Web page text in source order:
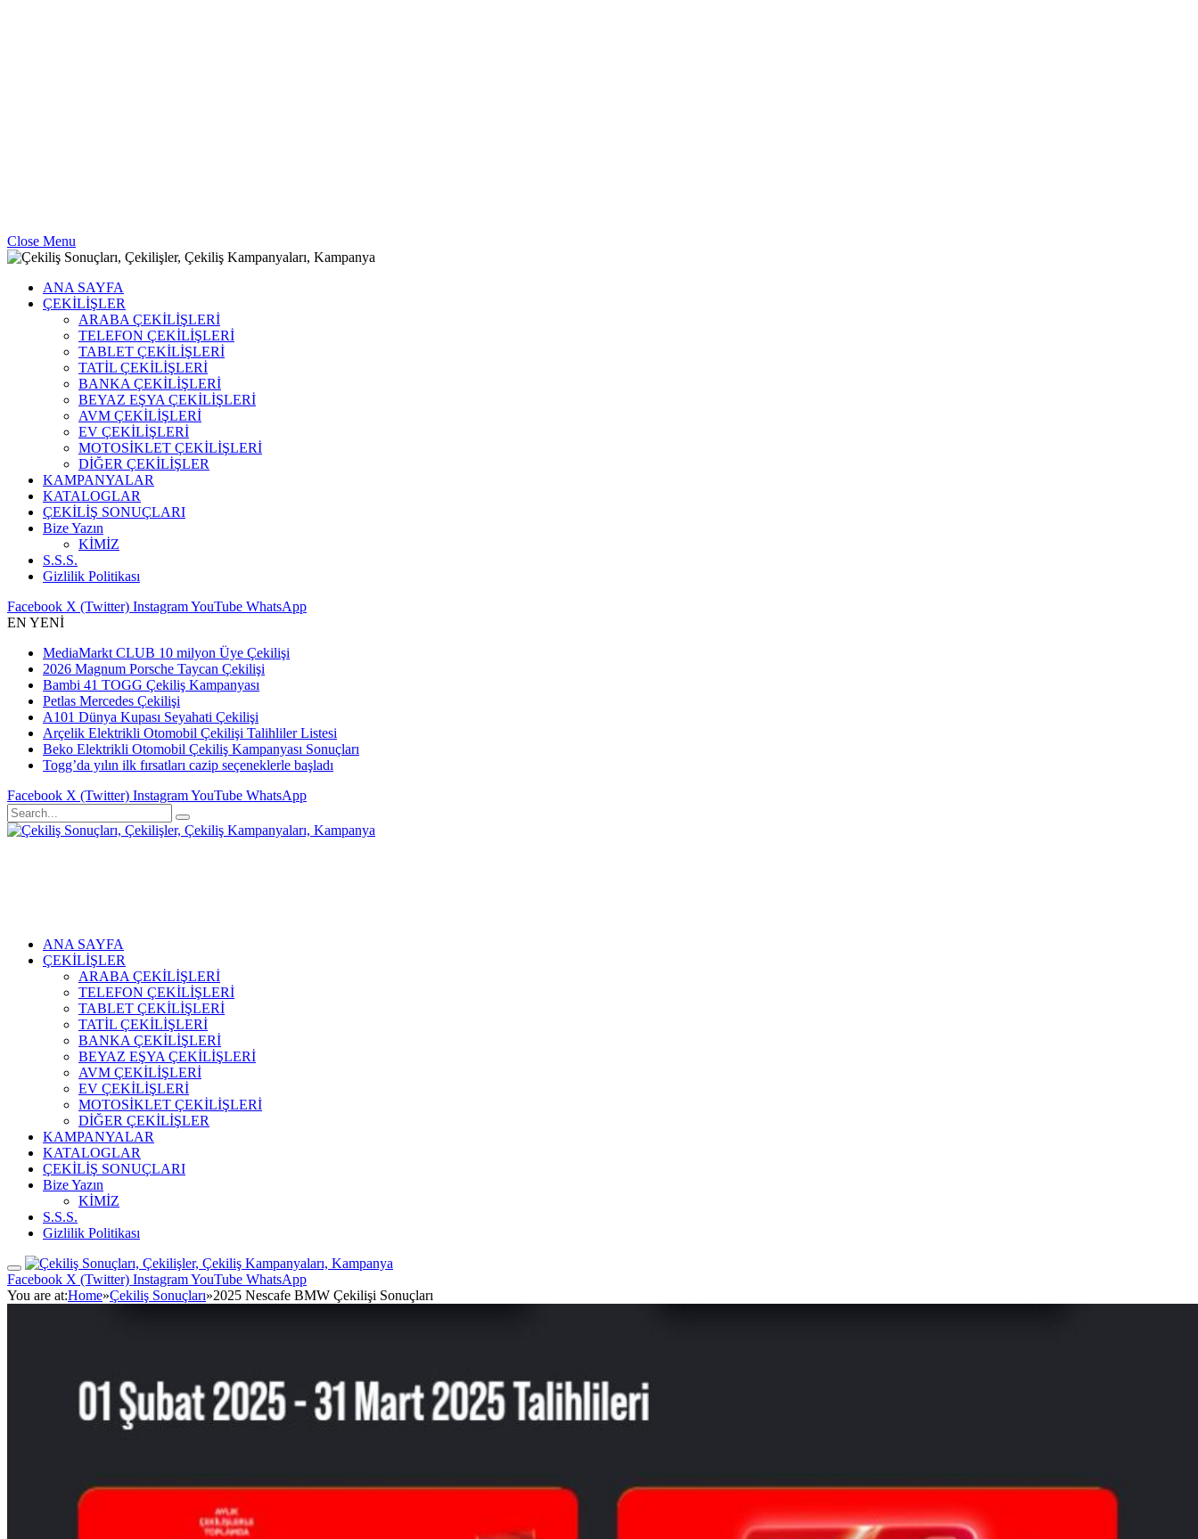
Close Menu
ANA SAYFA
ÇEKİLİŞLER
ARABA ÇEKİLİŞLERİ
TELEFON ÇEKİLİŞLERİ
TABLET ÇEKİLİŞLERİ
TATİL ÇEKİLİŞLERİ
BANKA ÇEKİLİŞLERİ
BEYAZ EŞYA ÇEKİLİŞLERİ
AVM ÇEKİLİŞLERİ
EV ÇEKİLİŞLERİ
MOTOSİKLET ÇEKİLİŞLERİ
DİĞER ÇEKİLİŞLER
KAMPANYALAR
KATALOGLAR
ÇEKİLİŞ SONUÇLARI
Bize Yazın
KİMİZ
S.S.S.
Gizlilik Politikası
Facebook X (Twitter) InstagramYouTube WhatsApp
EN YENİ
MediaMarkt CLUB 10 milyon Üye Çekilişi
2026 Magnum Porsche Taycan Çekilişi
Bambi 41 TOGG Çekiliş Kampanyası
Petlas Mercedes Çekilişi
A101 Dünya Kupası Seyahati Çekilişi
Arçelik Elektrikli Otomobil Çekilişi Talihliler Listesi
Beko Elektrikli Otomobil Çekiliş Kampanyası Sonuçları
Togg’da yılın ilk fırsatları cazip seçeneklerle başladı
Facebook X (Twitter) InstagramYouTube WhatsApp
ANA SAYFA
ÇEKİLİŞLER
ARABA ÇEKİLİŞLERİ
TELEFON ÇEKİLİŞLERİ
TABLET ÇEKİLİŞLERİ
TATİL ÇEKİLİŞLERİ
BANKA ÇEKİLİŞLERİ
BEYAZ EŞYA ÇEKİLİŞLERİ
AVM ÇEKİLİŞLERİ
EV ÇEKİLİŞLERİ
MOTOSİKLET ÇEKİLİŞLERİ
DİĞER ÇEKİLİŞLER
KAMPANYALAR
KATALOGLAR
ÇEKİLİŞ SONUÇLARI
Bize Yazın
KİMİZ
S.S.S.
Gizlilik Politikası
Facebook X (Twitter) InstagramYouTube WhatsApp
You are at:Home»Çekiliş Sonuçları»2025 Nescafe BMW Çekilişi Sonuçları